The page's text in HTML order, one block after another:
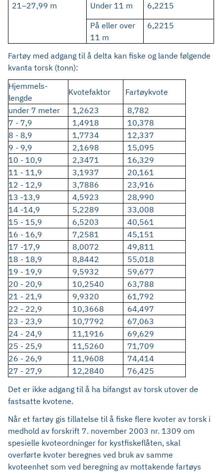
21–27,99 m Under 11 m
6,2215
På eller over
11 m
6,2215
Fartøy med adgang til å delta kan fiske og lande følgende
kvanta torsk (tonn):
Hjemmels-
lengde
Kvotefaktor
Fartøykvote
under 7 meter
1,2623
8,782
7 - 7,9
1,4918
10,378
8 - 8,9
1,7734
12,337
9 - 9,9
2,1698
15,095
10 - 10,9
2,3471
16,329
11 - 11,9
3,1937
20,161
12 - 12,9
3,7886
23,916
13 -13,9
4,5923
28,990
14 -14,9
5,2289
33,008
15 - 15,9
6,5203
40,561
16 - 16,9
7,2581
45,151
17 -17,9
8,0072
49,811
18 - 18,9
8,8442
55,018
19 - 19,9
9,5932
59,677
20 - 20,9
10,2540
63,788
21 - 21,9
9,9320
61,792
22 - 22,9
10,3668
64,497
23 - 23,9
10,7792
67,063
24 - 24,9
11,1916
69,629
25 - 25,9
11,5260
71,709
26 - 26,9
11,9608
74,414
27 - 27,9
12,2840
76,425
Det er ikke adgang til å ha bifangst av torsk utover de
fastsatte kvotene.
Når et fartøy gis tillatelse til å fiske flere kvoter av torsk i
medhold av forskrift 7. november 2003 nr. 1309 om
spesielle kvoteordninger for kystfiskeflåten, skal
overførte kvoter beregnes ved bruk av samme
kvoteenhet som ved beregning av mottakende fartøys